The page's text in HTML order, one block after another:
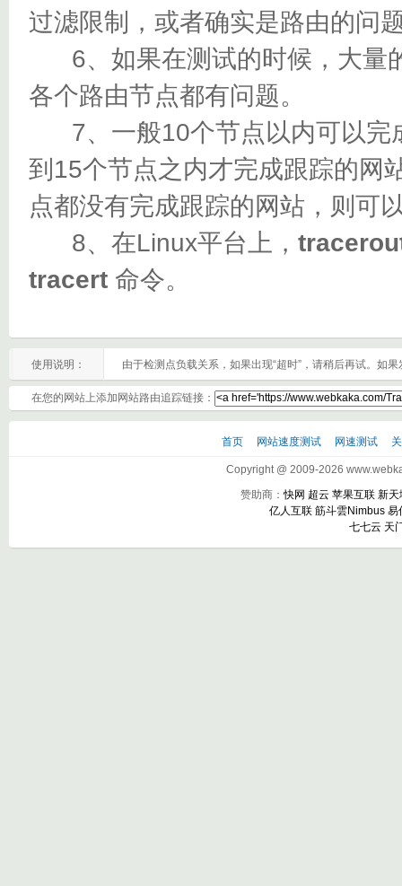
过滤限制，或者确实是路由的问
6、如果在测试的时候，大量
各个路由节点都有问题。
7、一般10个节点以内可以完
到15个节点之内才完成跟踪的网
点都没有完成跟踪的网站，则可
8、在Linux平台上，
tracert 命令。
使用说明： 由于检测点负载关系，如果出现“超时”，请稍后再试。如
在您的网站上添加网站路由追踪链接：
首页 网站速度测试 网速测试
Copyright @ 2009-2026
赞助商：快网 超云 苹果互联 新天
亿人互联 筋斗雲Nimbus 易
七七云 天